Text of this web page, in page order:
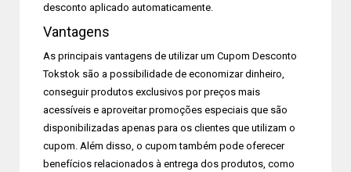
desconto aplicado automaticamente.
Vantagens
As principais vantagens de utilizar um Cupom Desconto
Tokstok são a possibilidade de economizar dinheiro,
conseguir produtos exclusivos por preços mais
acessíveis e aproveitar promoções especiais que são
disponibilizadas apenas para os clientes que utilizam o
cupom. Além disso, o cupom também pode oferecer
benefícios relacionados à entrega dos produtos, como